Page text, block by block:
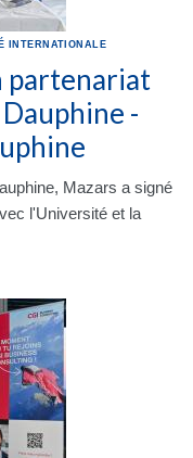
INTERNATIONALE
partenariat
-
Mazars a signé
l'Université et la